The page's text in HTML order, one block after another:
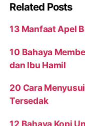
Related Posts
13 Manfaat Apel
10 Bahaya
dan Ibu Hamil
20 Cara
Tersedak
12 Bahaya Kopi